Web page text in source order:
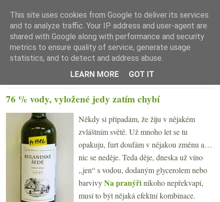
☰ Menu
76 % vody, vyložené jedy zatím chybí
Někdy si připadám, že žiju v nějakém
zvláštním světě. Už mnoho let se tu
opakuju, furt doufám v nějakou změnu a…
nic se neděje. Teda děje, dneska už víno
„jen“ s vodou, dodaným glycerolem nebo
barvivyNa pranýřinikoho nepřekvapí,
musí to být nějaká efektní kombinace.
This site uses cookies from Google to deliver its services
and to analyze traffic. Your IP address and user-agent are
shared with Google along with performance and security
metrics to ensure quality of service, generate usage
statistics, and to detect and address abuse.
LEARN MORE
GOT IT